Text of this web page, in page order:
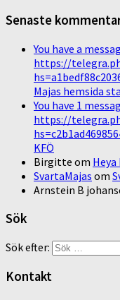
Senaste
You have a
https://
Majas hemsida
You have 1
https://
KFÖ
Birgitte om Heya
SvartaMajas om
Arnstein B
Sök
Sök efter:
Kontakt